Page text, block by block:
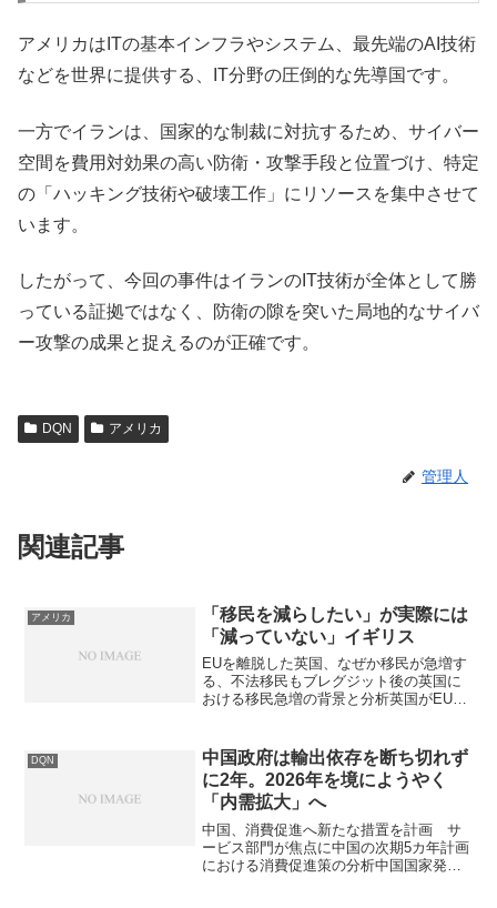
アメリカはITの基本インフラやシステム、最先端のAI技術
などを世界に提供する、IT分野の圧倒的な先導国です。
一方でイランは、国家的な制裁に対抗するため、サイバー
空間を費用対効果の高い防衛・攻撃手段と位置づけ、特定
の「ハッキング技術や破壊工作」にリソースを集中させて
います。
したがって、今回の事件はイランのIT技術が全体として勝
っている証拠ではなく、防衛の隙を突いた局地的なサイバ
ー攻撃の成果と捉えるのが正確です。
DQN アメリカ
管理人
関連記事
アメリカ
「移民を減らしたい」が実際には
「減っていない」イギリス
EUを離脱した英国、なぜか移民が急増す
る、不法移民もブレグジット後の英国に
おける移民急増の背景と分析英国がEUを
その数を減らすことにありました。しか
し、皮肉にも離脱後の...
DQN
中国政府は輸出依存を断ち切れず
に2年。2026年を境にようやく
「内需拡大」へ
中国、消費促進へ新たな措置を計画 サ
ービス部門が焦点に中国の次期5カ年計画
における消費促進策の分析中国国家発展